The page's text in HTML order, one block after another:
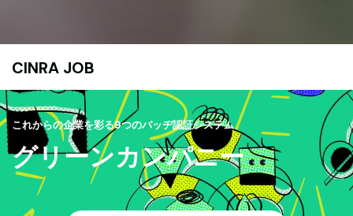
CINRA JOB
これからの企業を彩る9つのバッヂ認証システム
グリーンカンパニー